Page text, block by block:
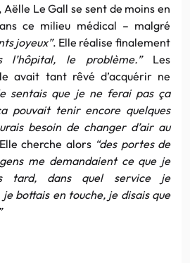
Aëlle Le Gall se sent de moins en
ce milieu médical – malgré
joyeux”. Elle réalise finalement
l’hôpital, le problème.” Les
avait tant rêvé d’acquérir ne
sentais que je ne ferai pas ça
pouvait tenir encore quelques
besoin de changer d’air au
cherche alors “des portes de
me demandaient ce que je
tard, dans quel service je
bottais en touche, je disais que